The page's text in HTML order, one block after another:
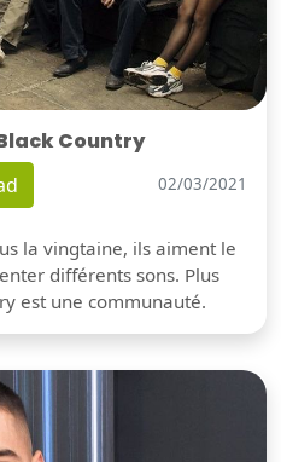
Country
02/03/2021
la vingtaine, ils aiment le
différents sons. Plus
est une communauté.